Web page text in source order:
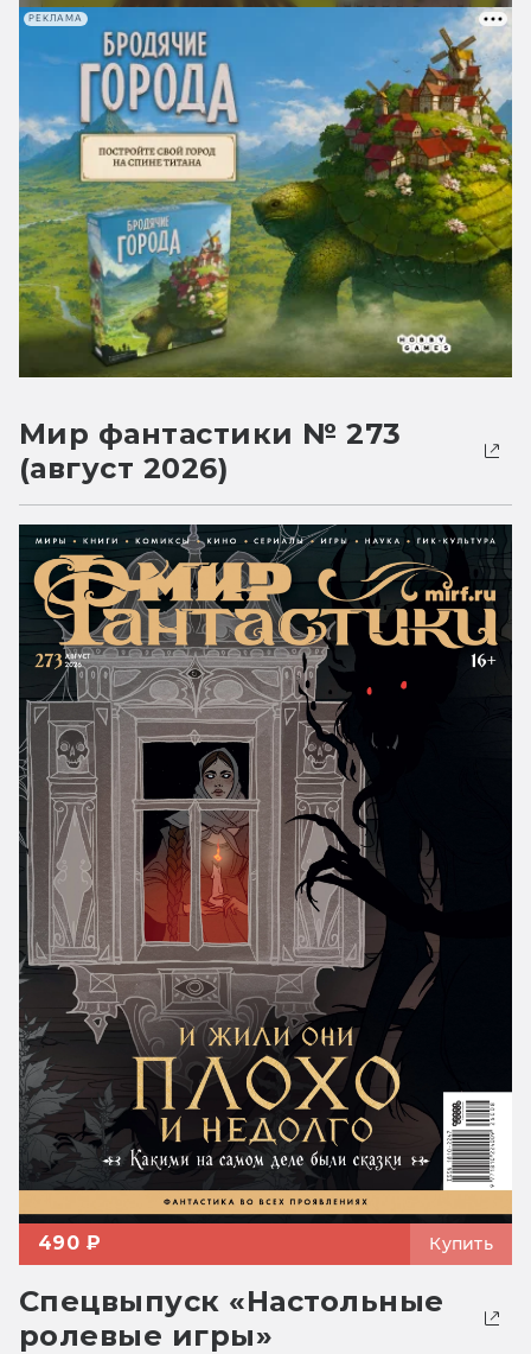
РЕКЛАМА
Мир фантастики № 273
(август 2026)
490 ₽ Купить
Спецвыпуск «Настольные
ролевые игры»